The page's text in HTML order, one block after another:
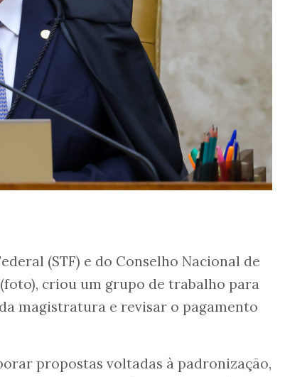
(STF) e do Conselho Nacional de
(foto), criou um grupo de trabalho para
magistratura e revisar o pagamento
propostas voltadas à padronização,